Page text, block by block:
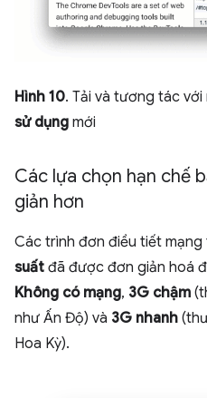
Hình 10. Tải và tương tác
sử dụng mới
Các lựa chọn hạn chế
giản hơn
Các trình đơn điều tiết
suất đã được đơn giản hoá
Không có mạng, 3G chậm
như Ấn Độ) và 3G nhanh
Hoa Kỳ).